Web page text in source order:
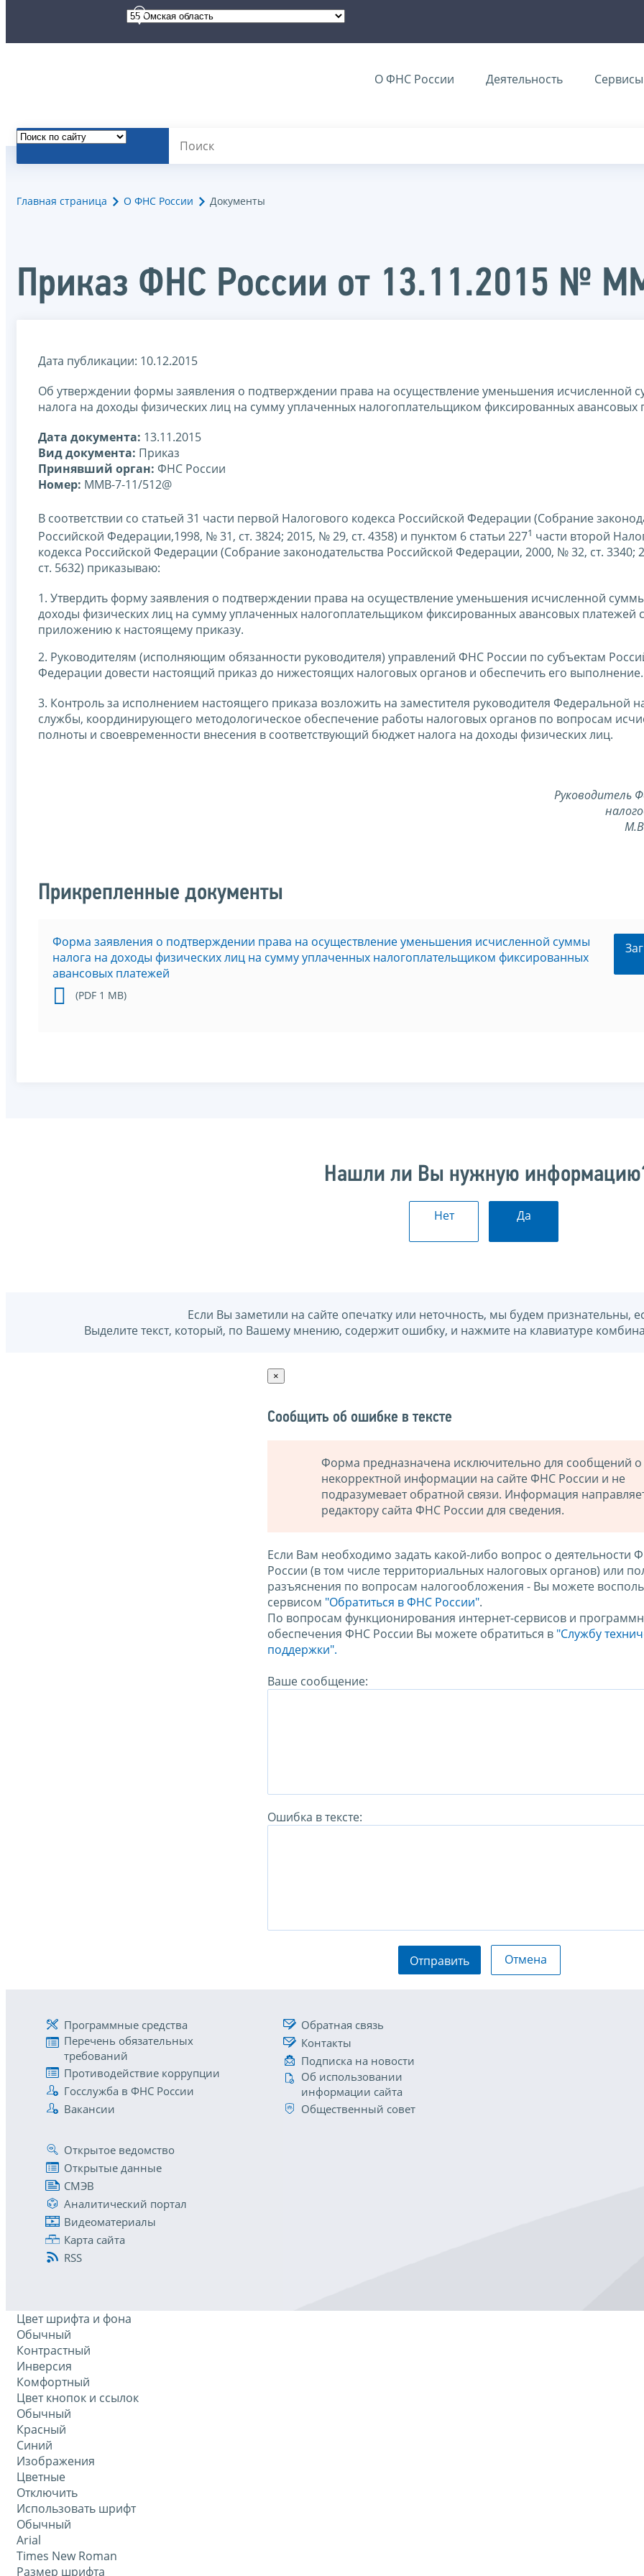
О ФНС России Деятельность Сервисы
Главная страница О ФНС России Документы
Приказ ФНС России от 13.11.2015 №
Дата публикации: 10.12.2015
Об утверждении формы заявления о подтверждении права на осуществление уменьшения исчисленной
налога на доходы физических лиц на сумму уплаченных налогоплательщиком фиксированных авансовых
Дата документа: 13.11.2015
Вид документа: Приказ
Принявший орган: ФНС России
Номер: ММВ-7-11/512@
В соответствии со статьей 31 части первой Налогового кодекса Российской Федерации (Собрание
Российской Федерации,1998, № 31, ст. 3824; 2015, № 29, ст. 4358) и пунктом 6 статьи 2271 части второй
кодекса Российской Федерации (Собрание законодательства Российской Федерации, 2000, № 32, ст. 3340;
ст. 5632) приказываю:
1. Утвердить форму заявления о подтверждении права на осуществление уменьшения исчисленной
доходы физических лиц на сумму уплаченных налогоплательщиком фиксированных авансовых платежей
приложению к настоящему приказу.
2. Руководителям (исполняющим обязанности руководителя) управлений ФНС России по субъектам
Федерации довести настоящий приказ до нижестоящих налоговых органов и обеспечить его выполнение.
3. Контроль за исполнением настоящего приказа возложить на заместителя руководителя Федеральной
службы, координирующего методологическое обеспечение работы налоговых органов по вопросам
полноты и своевременности внесения в соответствующий бюджет налога на доходы физических лиц.
Руководитель
Прикрепленные документы
Форма заявления о подтверждении права на осуществление уменьшения исчисленной суммы
налога на доходы физических лиц на сумму уплаченных налогоплательщиком фиксированных
авансовых платежей
(PDF 1 MB)
Нашли ли Вы нужную
Нет Да
Если Вы заметили на сайте опечатку или неточность, мы будем признательны,
Выделите текст, который, по Вашему мнению, содержит ошибку, и нажмите на клавиатуре
×
Сообщить об ошибке в тексте
Форма предназначена исключительно для сообщений о
некорректной информации на сайте ФНС России и не
подразумевает обратной связи. Информация
редактору сайта ФНС России для сведения.
Если Вам необходимо задать какой-либо вопрос о деятельности
России (в том числе территориальных налоговых органов) или
разъяснения по вопросам налогообложения - Вы можете
сервисом "Обратиться в ФНС России".
По вопросам функционирования интернет-сервисов и
обеспечения ФНС России Вы можете обратиться в "Службу
поддержки".
Ваше сообщение:
Ошибка в тексте:
Отправить Отмена
Программные средства
Перечень обязательных
требований
Противодействие коррупции
Госслужба в ФНС России
Вакансии
Обратная связь
Контакты
Подписка на новости
Об использовании
информации сайта
Общественный совет
Открытое ведомство
Открытые данные
СМЭВ
Аналитический портал
Видеоматериалы
Карта сайта
RSS
Цвет шрифта и фона
Обычный
Контрастный
Инверсия
Комфортный
Цвет кнопок и ссылок
Обычный
Красный
Синий
Изображения
Цветные
Отключить
Использовать шрифт
Обычный
Arial
Times New Roman
Размер шрифта